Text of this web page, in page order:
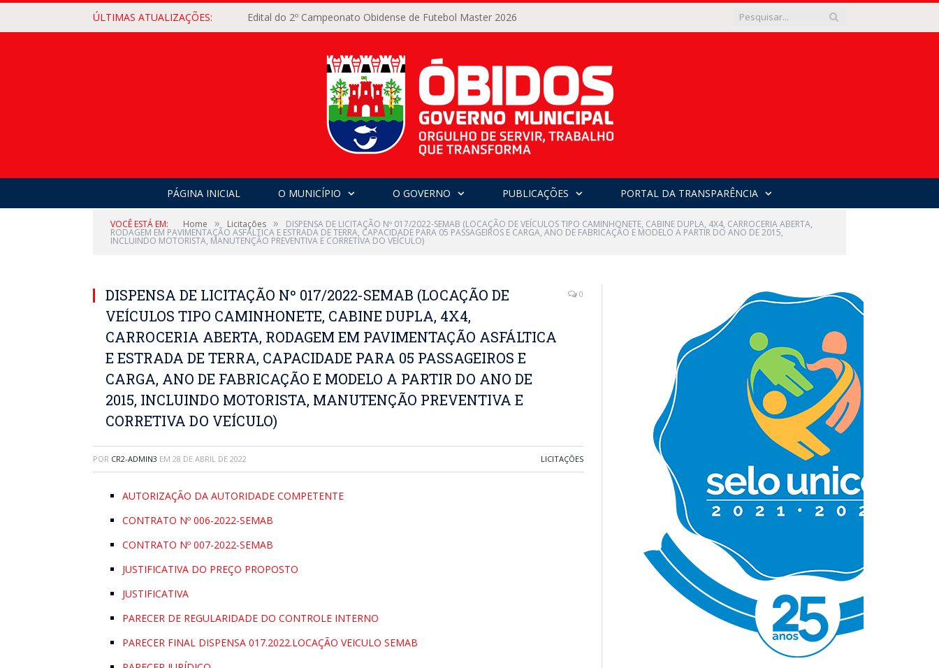
ÚLTIMAS ATUALIZAÇÕES: Edital do 2º Campeonato Obidense de Futebol Master 2026
PÁGINA INICIAL O MUNICÍPIO O GOVERNO PUBLICAÇÕES PORTAL DA TRANSPARÊNCIA
VOCÊ ESTÁ EM: Home » Licitações » DISPENSA DE LICITAÇÃO Nº 017/2022-SEMAB (LOCAÇÃO DE VEÍCULOS TIPO CAMINHONETE, CABINE DUPLA, 4X4, CARROCERIA ABERTA,
RODAGEM EM PAVIMENTAÇÃO ASFÁLTICA E ESTRADA DE TERRA, CAPACIDADE PARA 05 PASSAGEIROS E CARGA, ANO DE FABRICAÇÃO E MODELO A PARTIR DO ANO DE 2015,
INCLUINDO MOTORISTA, MANUTENÇÃO PREVENTIVA E CORRETIVA DO VEÍCULO)
DISPENSA DE LICITAÇÃO Nº 017/2022-SEMAB (LOCAÇÃO DE
VEÍCULOS TIPO CAMINHONETE, CABINE DUPLA, 4X4,
CARROCERIA ABERTA, RODAGEM EM PAVIMENTAÇÃO ASFÁLTICA
E ESTRADA DE TERRA, CAPACIDADE PARA 05 PASSAGEIROS E
CARGA, ANO DE FABRICAÇÃO E MODELO A PARTIR DO ANO DE
2015, INCLUINDO MOTORISTA, MANUTENÇÃO PREVENTIVA E
CORRETIVA DO VEÍCULO)
0
POR CR2-ADMIN3 EM 28 DE ABRIL DE 2022 LICITAÇÕES
AUTORIZAÇÃO DA AUTORIDADE COMPETENTE
CONTRATO Nº 006-2022-SEMAB
CONTRATO Nº 007-2022-SEMAB
JUSTIFICATIVA DO PREÇO PROPOSTO
JUSTIFICATIVA
PARECER DE REGULARIDADE DO CONTROLE INTERNO
PARECER FINAL DISPENSA 017.2022.LOCAÇÃO VEICULO SEMAB